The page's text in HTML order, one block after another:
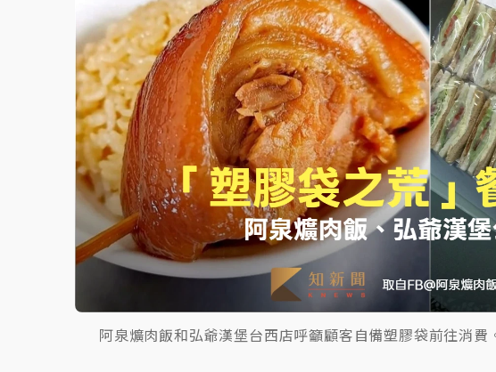
阿泉爌肉飯和弘爺漢堡台西店呼籲顧客自備塑膠袋前往消